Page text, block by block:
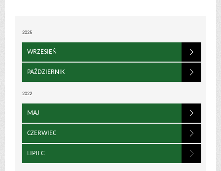
2025
WRZESIEŃ
PAŹDZIERNIK
2022
MAJ
CZERWIEC
LIPIEC